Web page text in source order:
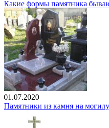
Какие формы памятника
01.07.2020
Памятники из камня на могилу